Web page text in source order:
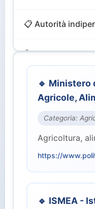
📋 Autorità
🔍 Controllo e
🎨 Cultura e
💻 Digitale e
🏙️ Enti Territoriali
⚖️ Giustizia (2)
🔹 Ministero
Agricole,
Categoria:
Agricoltura,
https://
🔹 ISMEA -